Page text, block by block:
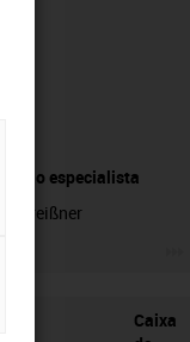
ao especialista
Preißner
Caixa